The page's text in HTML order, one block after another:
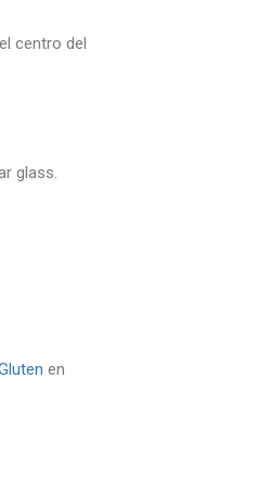
centro del
glass.
en